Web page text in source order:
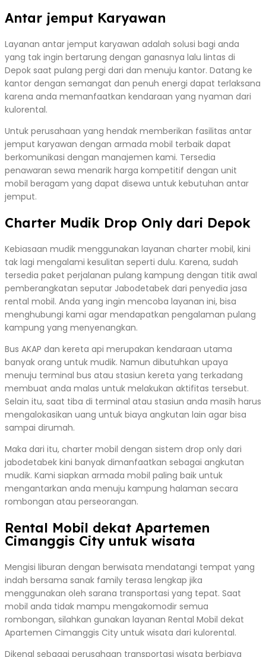
Antar jemput Karyawan
Layanan antar jemput karyawan adalah solusi bagi anda
yang tak ingin bertarung dengan ganasnya lalu lintas di
Depok saat pulang pergi dari dan menuju kantor. Datang ke
kantor dengan semangat dan penuh energi dapat terlaksana
karena anda memanfaatkan kendaraan yang nyaman dari
kulorental.
Untuk perusahaan yang hendak memberikan fasilitas antar
jemput karyawan dengan armada mobil terbaik dapat
berkomunikasi dengan manajemen kami. Tersedia
penawaran sewa menarik harga kompetitif dengan unit
mobil beragam yang dapat disewa untuk kebutuhan antar
jemput.
Charter Mudik Drop Only dari Depok
Kebiasaan mudik menggunakan layanan charter mobil, kini
tak lagi mengalami kesulitan seperti dulu. Karena, sudah
tersedia paket perjalanan pulang kampung dengan titik awal
pemberangkatan seputar Jabodetabek dari penyedia jasa
rental mobil. Anda yang ingin mencoba layanan ini, bisa
menghubungi kami agar mendapatkan pengalaman pulang
kampung yang menyenangkan.
Bus AKAP dan kereta api merupakan kendaraan utama
banyak orang untuk mudik. Namun dibutuhkan upaya
menuju terminal bus atau stasiun kereta yang terkadang
membuat anda malas untuk melakukan aktifitas tersebut.
Selain itu, saat tiba di terminal atau stasiun anda masih harus
mengalokasikan uang untuk biaya angkutan lain agar bisa
sampai dirumah.
Maka dari itu, charter mobil dengan sistem drop only dari
jabodetabek kini banyak dimanfaatkan sebagai angkutan
mudik. Kami siapkan armada mobil paling baik untuk
mengantarkan anda menuju kampung halaman secara
rombongan atau perseorangan.
Rental Mobil dekat Apartemen
Cimanggis City untuk wisata
Mengisi liburan dengan berwisata mendatangi tempat yang
indah bersama sanak family terasa lengkap jika
menggunakan oleh sarana transportasi yang tepat. Saat
mobil anda tidak mampu mengakomodir semua
rombongan, silahkan gunakan layanan Rental Mobil dekat
Apartemen Cimanggis City untuk wisata dari kulorental.
Dikenal sebagai perusahaan transportasi wisata berbiaya